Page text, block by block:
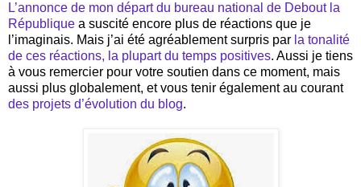
L’annonce de mon départ du bureau national de Debout la
République a suscité encore plus de réactions que je
l’imaginais. Mais j’ai été agréablement surpris par la tonalité
de ces réactions, la plupart du temps positives. Aussi je tiens
à vous remercier pour votre soutien dans ce moment, mais
aussi plus globalement, et vous tenir également au courant
des projets d’évolution du blog.